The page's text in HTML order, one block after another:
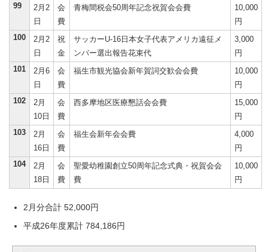
99
2月2
日
会
費
青梅間税会50周年記念祝賀会会費
10,000
円
100
2月2
日
祝
金
サッカーU-16日本女子代表アメリカ遠征メ
ンバー選出報告花束代
3,000
円
101
2月6
日
会
費
福生市観光協会新年賀詞交歓会会費
10,000
円
102
2月
10日
会
費
西多摩地区医療懇話会会費
15,000
円
103
2月
16日
会
費
福生会新年会会費
4,000
円
104
2月
18日
会
費
聖愛幼稚園創立50周年記念式典・祝賀会会
費
10,000
円
2月分合計 52,000円
平成26年度累計 784,186円